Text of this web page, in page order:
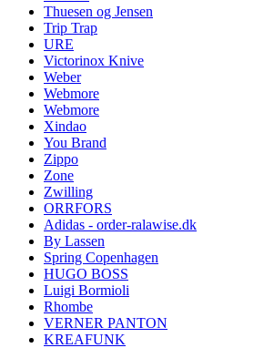
Thuesen og Jensen
Trip Trap
URE
Victorinox Knive
Weber
Webmore
Webmore
Xindao
You Brand
Zippo
Zone
Zwilling
ORRFORS
Adidas - order-ralawise.dk
By Lassen
Spring Copenhagen
HUGO BOSS
Luigi Bormioli
Rhombe
VERNER PANTON
KREAFUNK